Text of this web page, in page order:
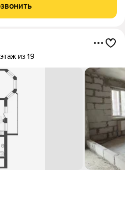
который уже построен и готов к
из 19